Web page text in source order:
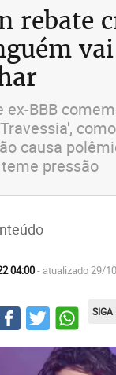
rebate
ex-BBB
causa
pressão
04:00- atualizado 29/
SIGA